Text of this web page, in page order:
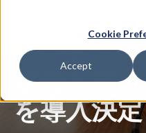
Cookie
Accept
ユー
事故を受
を導入決定